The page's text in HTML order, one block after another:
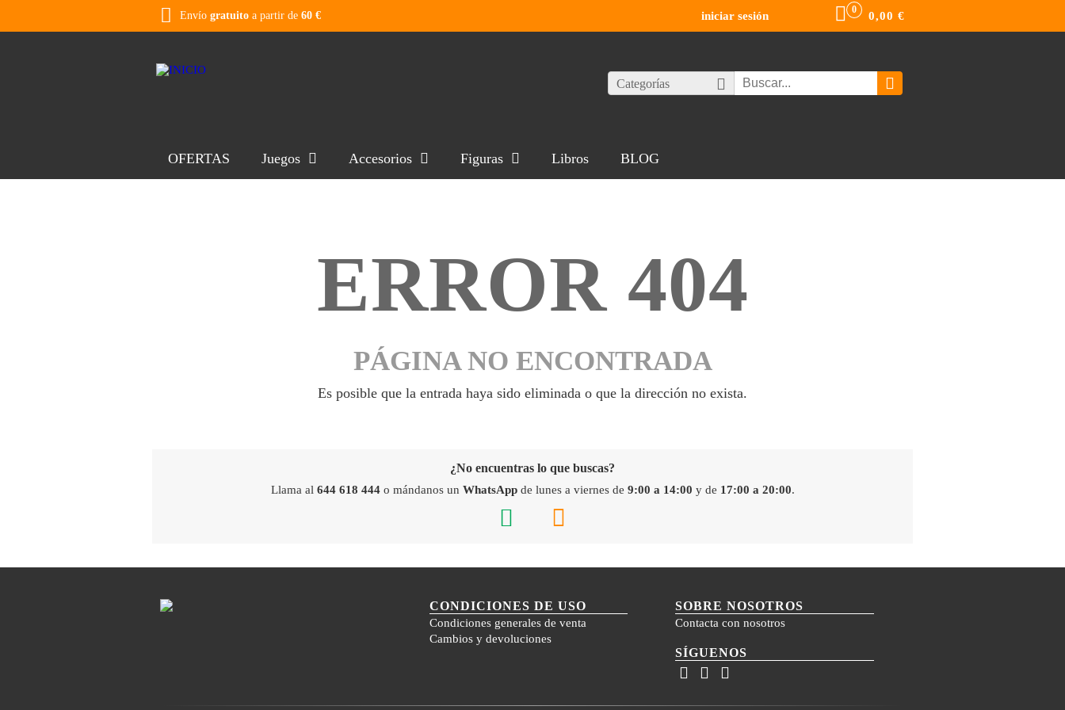
Envío gratuito a partir de 60 € 0 0,00 €
iniciar sesión
Categorías
OFERTAS Juegos Accesorios Figuras Libros BLOG
ERROR 404
PÁGINA NO ENCONTRADA
Es posible que la entrada haya sido eliminada o que la dirección no exista.
¿No encuentras lo que buscas?
Llama al 644 618 444o mándanos un WhatsAppde lunes a viernes de 9:00 a 14:00 y de 17:00 a 20:00.
CONDICIONES DE USO
Condiciones generales de venta
Cambios y devoluciones
SOBRE NOSOTROS
Contacta con nosotros
SÍGUENOS